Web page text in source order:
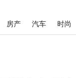
房产 汽车 时尚